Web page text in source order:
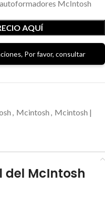
McIntosh
AQUÍ
Por favor, consultar
, Mcintosh , Mcintosh |
del McIntosh